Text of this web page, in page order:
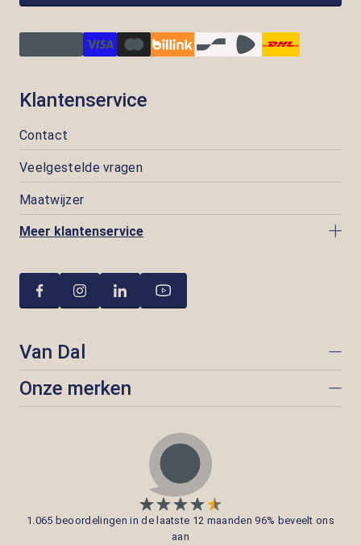
Klantenservice
Contact
Veelgestelde vragen
Maatwijzer
Meer klantenservice
Van Dal
Onze merken
1.065 beoordelingen in de laatste 12 maanden 96% beveelt ons
aan